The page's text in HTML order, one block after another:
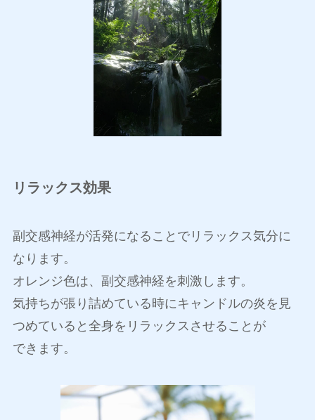
リラックス効果
副交感神経が活発になることでリラックス気分に
なります。
オレンジ色は、副交感神経を刺激します。
気持ちが張り詰めている時にキャンドルの炎を見
つめていると全身をリラックスさせることが
できます。